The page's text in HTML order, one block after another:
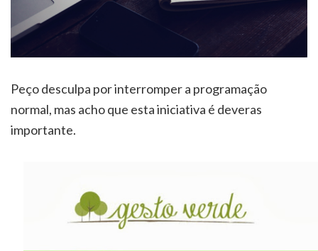
Peço desculpa por interromper a programação
normal, mas acho que esta iniciativa é deveras
importante.